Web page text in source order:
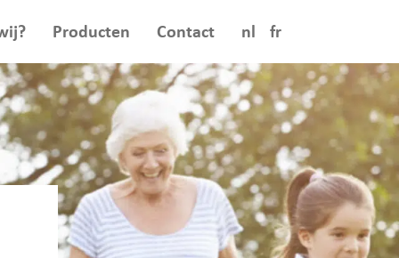
Producten Contact nl fr